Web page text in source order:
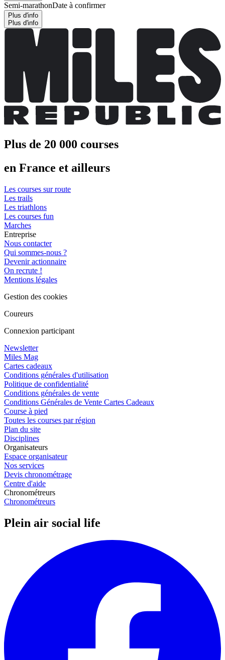
Semi-marathonDate à confirmer
Plus d'info
Plus d'info
Plus de 20 000 courses
en France et ailleurs
Les courses sur route
Les trails
Les triathlons
Les courses fun
Marches
Entreprise
Nous contacter
Qui sommes-nous ?
Devenir actionnaire
On recrute !
Mentions légales
Gestion des cookies
Coureurs
Connexion participant
Newsletter
Miles Mag
Cartes cadeaux
Conditions générales d'utilisation
Politique de confidentialité
Conditions générales de vente
Conditions Générales de Vente Cartes Cadeaux
Course à pied
Toutes les courses par région
Plan du site
Disciplines
Organisateurs
Espace organisateur
Nos services
Devis chronométrage
Centre d'aide
Chronométreurs
Chronométreurs
Plein air social life